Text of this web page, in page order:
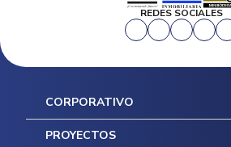
REDES SOCIALES
CORPORATIVO
Inicio
PROYECTOS